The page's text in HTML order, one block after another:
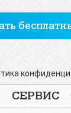
СЕРВИС